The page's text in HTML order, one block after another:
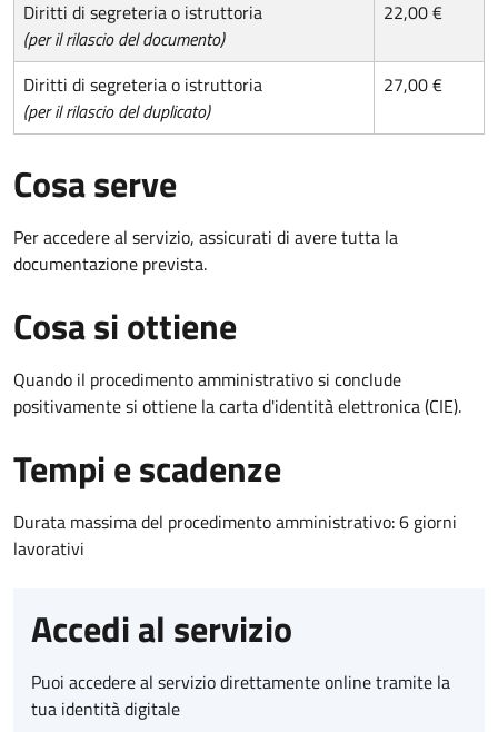
Diritti di segreteria o istruttoria
(per il rilascio del documento)
22,00 €
Diritti di segreteria o istruttoria
(per il rilascio del duplicato)
27,00 €
Cosa serve
Per accedere al servizio, assicurati di avere tutta la
documentazione prevista.
Cosa si ottiene
Quando il procedimento amministrativo si conclude
positivamente si ottiene la carta d'identità elettronica (CIE).
Tempi e scadenze
Durata massima del procedimento amministrativo: 6 giorni
lavorativi
Accedi al servizio
Puoi accedere al servizio direttamente online tramite la
tua identità digitale